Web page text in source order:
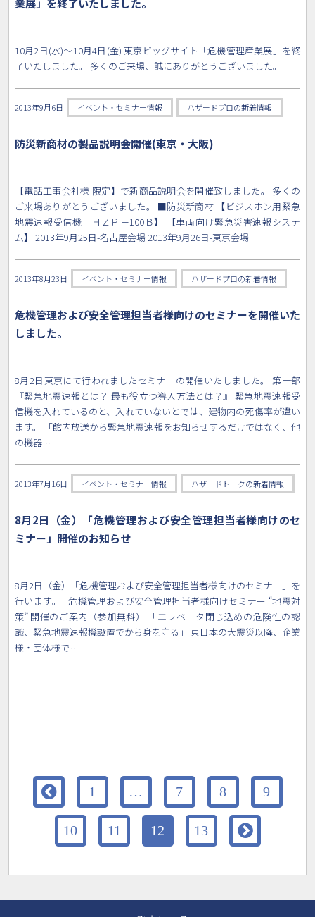
業展」を終了いたしました。
10月2日(水)～10月4日(金) 東京ビッグサイト「危機管理産業展」を終
了いたしました。 多くのご来場、誠にありがとうございました。
2013年9月6日 イベント・セミナー情報 ハザードプロの新着情報
防災新商材の製品説明会開催(東京・大阪)
【電話工事会社様 限定】で新商品説明会を開催致しました。 多くの
ご来場ありがとうございました。 ■防災新商材 【ビジスホン用緊急
地震速報受信機 ＨＺＰ－100Ｂ】 【車両向け緊急災害速報システ
ム】 2013年9月25日-名古屋会場 2013年9月26日-東京会場
2013年8月23日 イベント・セミナー情報 ハザードプロの新着情報
危機管理および安全管理担当者様向けのセミナーを開催いた
しました。
8月2日東京にて行われましたセミナーの開催いたしました。 第一部
『緊急地震速報とは？ 最も役立つ導入方法とは？』 緊急地震速報受
信機を入れているのと、入れていないとでは、建物内の死傷率が違い
ます。 「館内放送から緊急地震速報をお知らせするだけではなく、他
の機器…
2013年7月16日 イベント・セミナー情報 ハザードトークの新着情報
8月2日（金）「危機管理および安全管理担当者様向けのセ
ミナー」開催のお知らせ
8月2日（金）「危機管理および安全管理担当者様向けのセミナー」を
行います。 危機管理および安全管理担当者様向けセミナー “地震対
策” 開催のご案内（参加無料） 「エレベータ閉じ込めの危険性の認
識、緊急地震速報機設置でから身を守る」 東日本の大震災以降、企業
様・団体様で…
 1 … 7 8 9
10 11 12 13 